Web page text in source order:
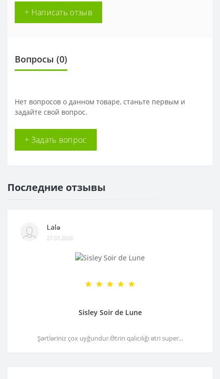
+ Написать отзыв
Вопросы (0)
Нет вопросов о данном товаре, станьте первым и
задайте свой вопрос.
+ Задать вопрос
Последние отзывы
Lalə
27.07.2026
Sisley Soir de Lune
Şərtləriniz çox uyğundur.Ətrin qalıcılığı ətri super...